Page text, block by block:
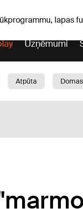
lapas
Uzņēmumi
Atpūta Domas